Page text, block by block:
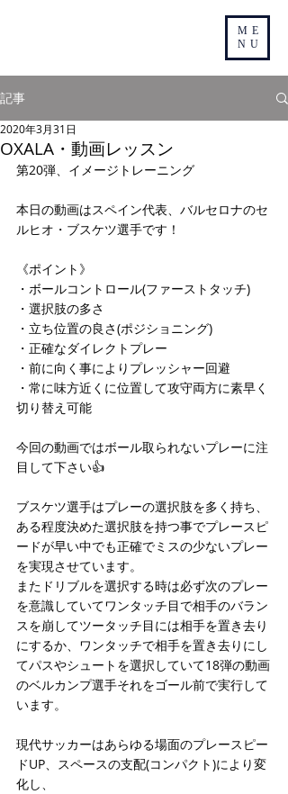
ME
NU
記事
OXALA・動画レッスン
2020年3月31日
第20弾、イメージトレーニング
本日の動画はスペイン代表、バルセロナのセ
ルヒオ・ブスケツ選手です！
《ポイント》
・ボールコントロール(ファーストタッチ)
・選択肢の多さ
・立ち位置の良さ(ポジショニング)
・正確なダイレクトプレー
・前に向く事によりプレッシャー回避
・常に味方近くに位置して攻守両方に素早く
切り替え可能
今回の動画ではボール取られないプレーに注
目して下さい👍
ブスケツ選手はプレーの選択肢を多く持ち、
ある程度決めた選択肢を持つ事でプレースピ
ードが早い中でも正確でミスの少ないプレー
を実現させています。
またドリブルを選択する時は必ず次のプレー
を意識していてワンタッチ目で相手のバラン
スを崩してツータッチ目には相手を置き去り
にするか、ワンタッチで相手を置き去りにし
てパスやシュートを選択していて18弾の動画
のベルカンプ選手それをゴール前で実行して
います。
現代サッカーはあらゆる場面のプレースピー
ドUP、スペースの支配(コンパクト)により変
化し、